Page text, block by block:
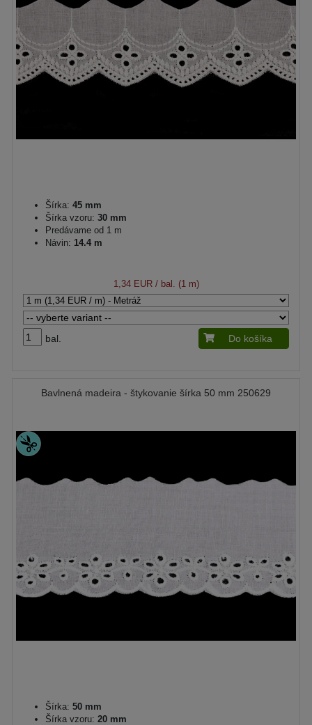
Šírka: 45 mm
Šírka vzoru: 30 mm
Predávame od 1 m
Návin: 14.4 m
1,34 EUR/ bal. (1 m)
bal. Do košíka
Bavlnená madeira - štykovanie šírka 50 mm 250629
Šírka: 50 mm
Šírka vzoru: 20 mm